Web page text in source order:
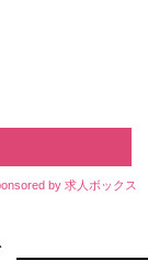
by 求人ボックス